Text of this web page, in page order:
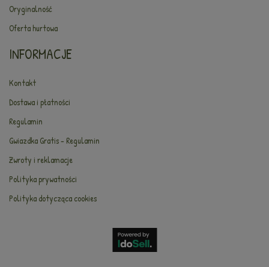
Oryginalność
Oferta hurtowa
INFORMACJE
Kontakt
Dostawa i płatności
Regulamin
Gwiazdka Gratis - Regulamin
Zwroty i reklamacje
Polityka prywatności
Polityka dotycząca cookies